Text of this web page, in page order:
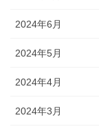
2024年6月
2024年5月
2024年4月
2024年3月